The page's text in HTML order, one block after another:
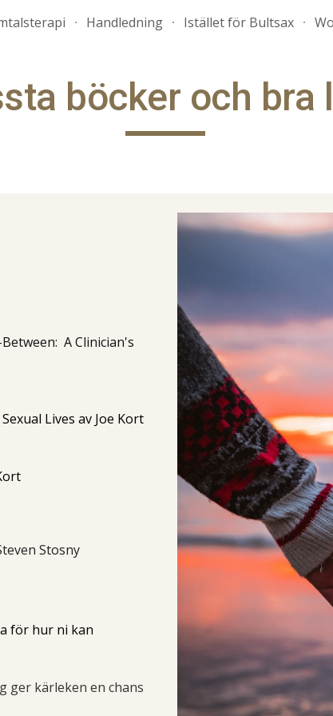
to main content Skip to
Handledning Istället för Bultsax
böcker och bra
A Clinician's
Lives av Joe Kort
Stosny
för hur ni kan
ger kärleken en chans